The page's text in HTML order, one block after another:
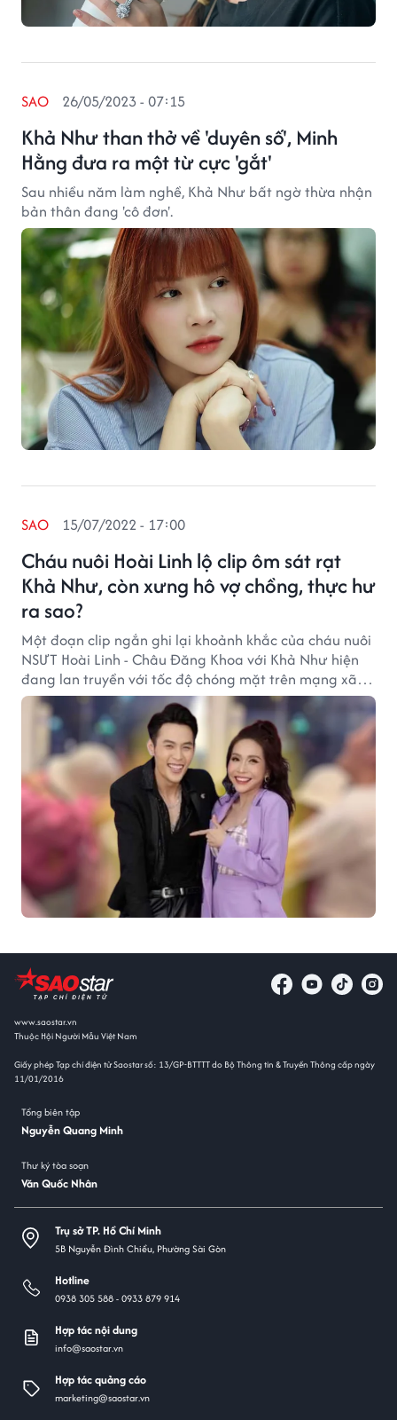
Khả Như than thở về 'duyên số', Minh
Hằng đưa ra một từ cực 'gắt'
SAO 26/05/2023 - 07:15
Sau nhiều năm làm nghề, Khả Như bất ngờ thừa nhận
bản thân đang 'cô đơn'.
Cháu nuôi Hoài Linh lộ clip ôm sát rạt
Khả Như, còn xưng hô vợ chồng, thực hư
ra sao?
SAO 15/07/2022 - 17:00
Một đoạn clip ngắn ghi lại khoảnh khắc của cháu nuôi
NSƯT Hoài Linh - Châu Đăng Khoa với Khả Như hiện
đang lan truyền với tốc độ chóng mặt trên mạng xã
hội.
www.saostar.vn
Thuộc Hội Người Mẫu Việt Nam
Giấy phép Tạp chí điện tử Saostar số: 13/GP-BTTTT do Bộ Thông tin & Truyền Thông cấp ngày
11/01/2016
Tổng biên tập
Nguyễn Quang Minh
Thư ký tòa soạn
Văn Quốc Nhân
Trụ sở TP. Hồ Chí Minh
5B Nguyễn Đình Chiểu, Phường Sài Gòn
Hotline
0938 305 588 -0933 879 914
Hợp tác nội dung
info@saostar.vn
Hợp tác quảng cáo
marketing@saostar.vn